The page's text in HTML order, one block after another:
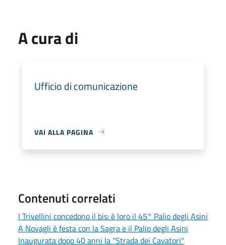
A cura di
Ufficio di comunicazione
VAI ALLA PAGINA
Contenuti correlati
I Trivellini concedono il bis: è loro il 45° Palio degli Asini
A Novagli è festa con la Sagra e il Palio degli Asini
Inaugurata dopo 40 anni la "Strada dei Cavatori"